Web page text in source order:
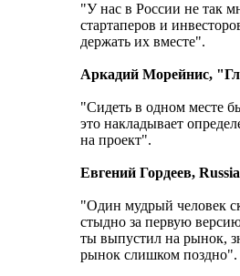
"У нас в России не так
стартаперов и
держать их вместе".
Аркадий Морейнис,
"Сидеть в одном месте
это накладывает
на проект".
Евгений Гордеев,
"Один мудрый человек
стыдно за первую
ты выпустил на рынок,
рынок слишком поздно".